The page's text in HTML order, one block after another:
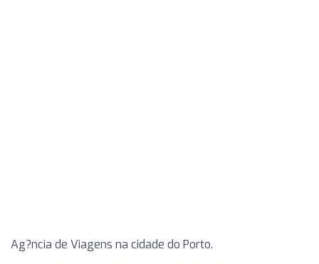
Ag?ncia de Viagens na cidade do Porto.